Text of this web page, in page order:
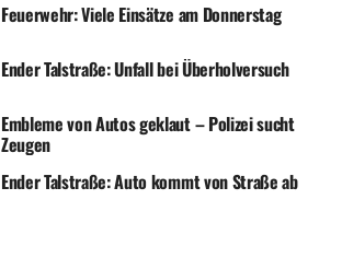
Feuerwehr: Viele Einsätze am Donnerstag
Ender Talstraße: Unfall bei Überholversuch
Embleme von Autos geklaut – Polizei sucht
Zeugen
Ender Talstraße: Auto kommt von Straße ab